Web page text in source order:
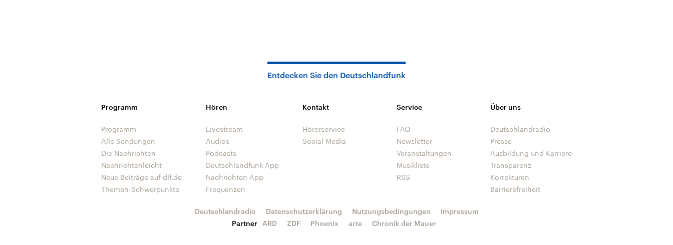
Entdecken Sie den Deutschlandfunk
Programm
Programm
Alle Sendungen
Die Nachrichten
Nachrichtenleicht
Neue Beiträge auf dlf.de
Themen-Schwerpunkte
Hören
Livestream
Audios
Podcasts
Deutschlandfunk App
Nachrichten App
Frequenzen
Kontakt
Hörerservice
Social Media
Service
FAQ
Newsletter
Veranstaltungen
Musikliste
RSS
Über uns
Deutschlandradio
Presse
Ausbildung und Karriere
Transparenz
Korrekturen
Barrierefreiheit
Deutschlandradio Datenschutzerklärung Nutzungsbedingungen
Impressum
Partner
ARD ZDF Phoenix arte Chronik der Mauer